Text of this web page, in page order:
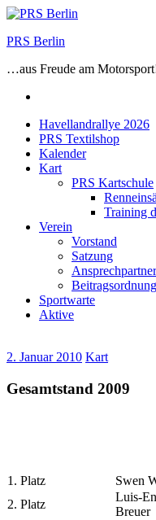
Zum
springen
PRS Berlin
…aus Freude am
Havellandrallye 2026
PRS Textilshop
Kalender
Kart
PRS Kartschule
Training
Verein
Vorstand
Satzung
Ansprechpartner
Beitragsordnung
Sportwarte
Aktive
2. Januar 2010 Kart
Gesamtstand 2009
1. Platz
Swen
2. Platz
Luis-
Breuer